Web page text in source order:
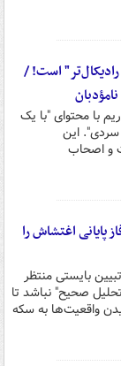
است! /
با محتوای "با یک
سردی". این
و اصحاب
اغتشاش را
بایستی منتظر
صحیح" نباشد تا
واقعیت‌ها به سکه